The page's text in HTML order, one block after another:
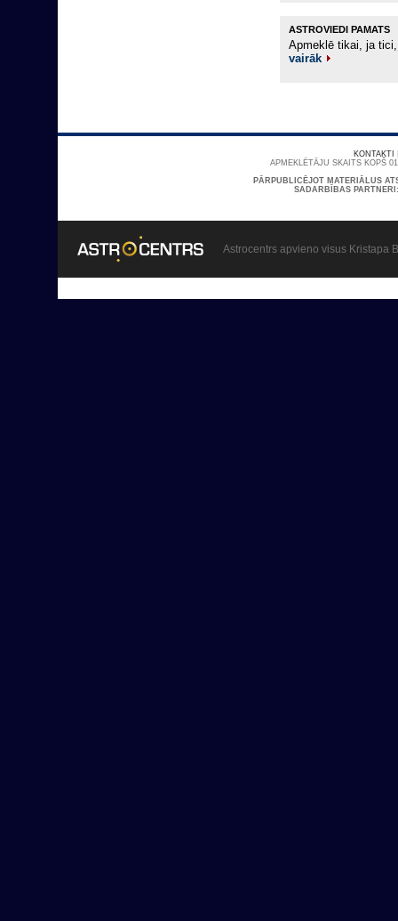
ASTROVIEDI PAMATS
Apmeklē tikai, ja
vairāk
KONTAKTI
APMEKLĒTĀJU SKAITS KOPŠ
PĀRPUBLICĒJOT MATERIĀLUS
SADARBĪBAS
Astrocentrs apvieno visus Kristapa